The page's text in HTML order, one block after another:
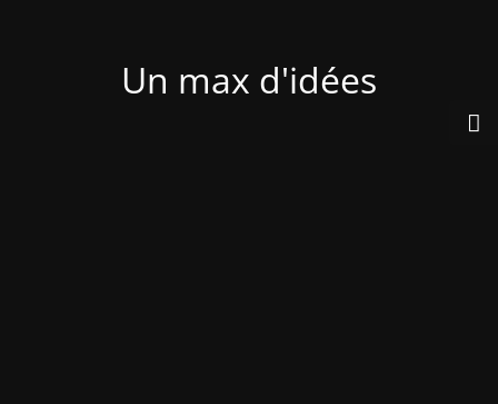
Un max d'idées